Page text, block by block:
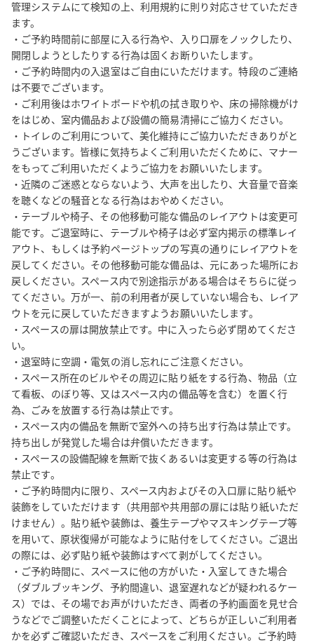
約時間が元より短くなる場合、又はご利用料金が元より少額とな
る場合は、お受けいたしかねます。
・テーブルや椅子、その他備品のレイアウトは変更可能ですが、
ご退室時に必ず元にお戻しください。
・消防設備点検をはじめ、防災ベルの鳴動や、スタッフ・管理
者・業者等の立ち入りがある可能性がありますので、予めご了承
ください。
・ご利用いただいた方向けに、当グループからのご案内をお送り
することがあります（送信拒否設定も可能です）。
【必ずご確認いただきたい事項】
・予約後に届くメールを必ずご覧ください。
【同運営者管理スペースのご紹介】★＜新橋駅直結＞ エジソン会
議室18名★格安1h/1500円〜★ Wi-Fi完備
→https://www.spacee.jp/listings/13000
★【新橋駅0分・地下直結】 B-02会議室Wi-Fi完備 最大4名
→https://www.spacee.jp/listings/7726
★【新橋駅0分・地下直結03】 B-03会議室Wi-Fi完備 最大8名
→https://www.spacee.jp/listings/7730
★【新橋駅0分・地下直結04】 B-04会議室Wi-Fi完備 最大7名
→https://www.spacee.jp/listings/7731
★【新橋駅0分・地下直結】B-05会議室Wi-Fi完備 最大4名
→https://www.spacee.jp/listings/7732
★【新橋駅0分・地下直結】B-06会議室Wi-Fi完備 最大6名
→https://www.spacee.jp/listings/7733
【お願い】
低価格のサービスを実現するために、完全無人運営を行ってお
り、問い合わせにも原則メッセージで対応させていただいており
ます。その点ご理解・ご了承ください。
管理システムにて検知の上、利用規約に則り対応させていただき
ます。
・ご予約時間前に部屋に入る行為や、入り口扉をノックしたり、
開閉しようとしたりする行為は固くお断りいたします。
・ご予約時間内の入退室はご自由にいただけます。特段のご連絡
は不要でございます。
・ご利用後はホワイトボードや机の拭き取りや、床の掃除機がけ
をはじめ、室内備品および設備の簡易清掃にご協力ください。
・トイレのご利用について、美化維持にご協力いただきありがと
うございます。皆様に気持ちよくご利用いただくために、マナー
をもってご利用いただくようご協力をお願いいたします。
・近隣のご迷惑とならないよう、大声を出したり、大音量で音楽
を聴くなどの騒音となる行為はおやめください。
・テーブルや椅子、その他移動可能な備品のレイアウトは変更可
能です。ご退室時に、テーブルや椅子は必ず室内掲示の標準レイ
アウト、もしくは予約ページトップの写真の通りにレイアウトを
戻してください。その他移動可能な備品は、元にあった場所にお
戻しください。スペース内で別途指示がある場合はそちらに従っ
てください。万が一、前の利用者が戻していない場合も、レイア
ウトを元に戻していただきますようお願いいたします。
・スペースの扉は開放禁止です。中に入ったら必ず閉めてくださ
い。
・退室時に空調・電気の消し忘れにご注意ください。
・スペース所在のビルやその周辺に貼り紙をする行為、物品（立
て看板、のぼり等、又はスペース内の備品等を含む）を置く行
為、ごみを放置する行為は禁止です。
・スペース内の備品を無断で室外への持ち出す行為は禁止です。
持ち出しが発覚した場合は弁償いただきます。
・スペースの設備配線を無断で抜くあるいは変更する等の行為は
禁止です。
・ご予約時間内に限り、スペース内およびその入口扉に貼り紙や
装飾をしていただけます（共用部や共用部の扉には貼り紙いただ
けません）。貼り紙や装飾は、養生テープやマスキングテープ等
を用いて、原状復帰が可能なように貼付をしてください。ご退出
の際には、必ず貼り紙や装飾はすべて剥がしてください。
・ご予約時間に、スペースに他の方がいた・入室してきた場合
（ダブルブッキング、予約間違い、退室遅れなどが疑われるケー
ス）では、その場でお声がけいただき、両者の予約画面を見せ合
うなどでご調整いただくことによって、どちらが正しいご利用者
かを必ずご確認いただき、スペースをご利用ください。ご予約時